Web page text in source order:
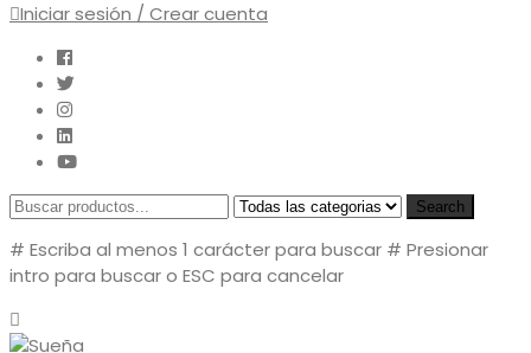
Iniciar sesión / Crear cuenta
Search
# Escriba al menos 1 carácter para buscar # Presionar
intro para buscar o ESC para cancelar